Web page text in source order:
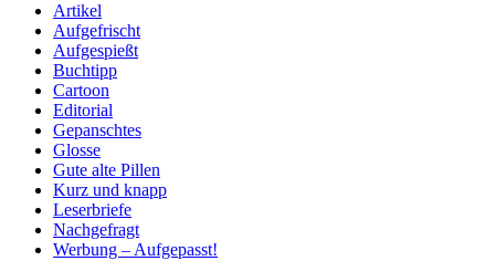
Artikel
Aufgefrischt
Aufgespießt
Buchtipp
Cartoon
Editorial
Gepanschtes
Glosse
Gute alte Pillen
Kurz und knapp
Leserbriefe
Nachgefragt
Werbung – Aufgepasst!